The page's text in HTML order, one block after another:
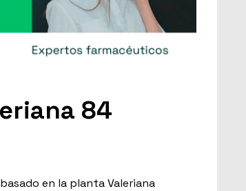
84
en la planta Valeriana